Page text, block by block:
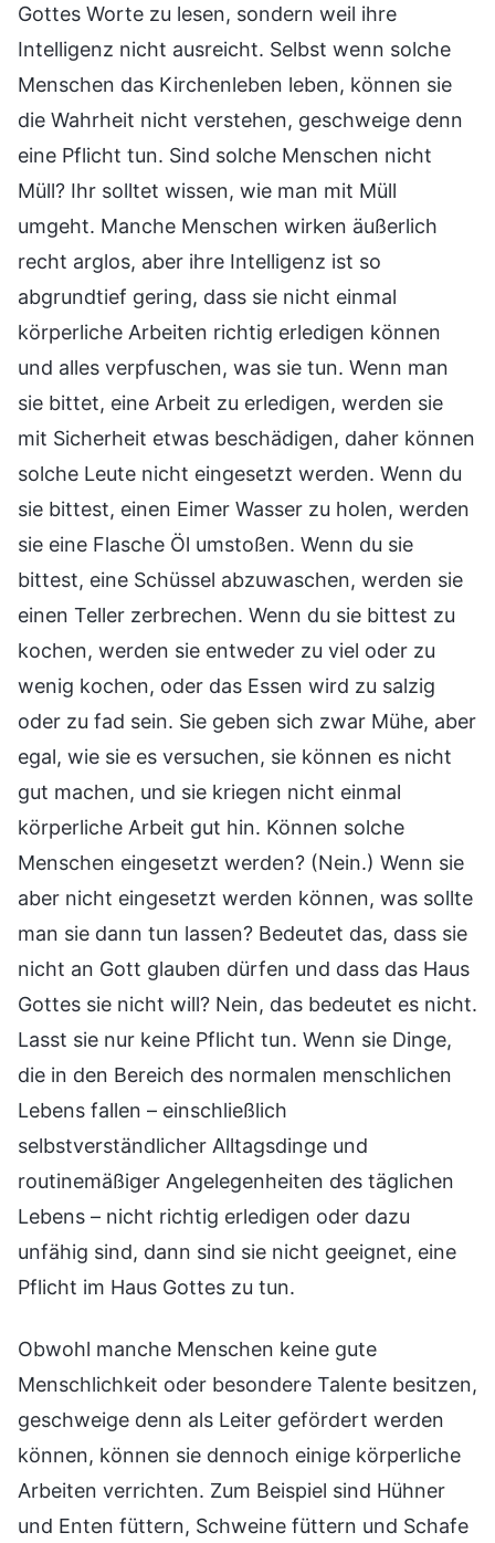
Gottes Worte zu lesen, sondern weil ihre
Intelligenz nicht ausreicht. Selbst wenn solche
Menschen das Kirchenleben leben, können sie
die Wahrheit nicht verstehen, geschweige denn
eine Pflicht tun. Sind solche Menschen nicht
Müll? Ihr solltet wissen, wie man mit Müll
umgeht. Manche Menschen wirken äußerlich
recht arglos, aber ihre Intelligenz ist so
abgrundtief gering, dass sie nicht einmal
körperliche Arbeiten richtig erledigen können
und alles verpfuschen, was sie tun. Wenn man
sie bittet, eine Arbeit zu erledigen, werden sie
mit Sicherheit etwas beschädigen, daher können
solche Leute nicht eingesetzt werden. Wenn du
sie bittest, einen Eimer Wasser zu holen, werden
sie eine Flasche Öl umstoßen. Wenn du sie
bittest, eine Schüssel abzuwaschen, werden sie
einen Teller zerbrechen. Wenn du sie bittest zu
kochen, werden sie entweder zu viel oder zu
wenig kochen, oder das Essen wird zu salzig
oder zu fad sein. Sie geben sich zwar Mühe, aber
egal, wie sie es versuchen, sie können es nicht
gut machen, und sie kriegen nicht einmal
körperliche Arbeit gut hin. Können solche
Menschen eingesetzt werden? (Nein.) Wenn sie
aber nicht eingesetzt werden können, was sollte
man sie dann tun lassen? Bedeutet das, dass sie
nicht an Gott glauben dürfen und dass das Haus
Gottes sie nicht will? Nein, das bedeutet es nicht.
Lasst sie nur keine Pflicht tun. Wenn sie Dinge,
die in den Bereich des normalen menschlichen
Lebens fallen – einschließlich
selbstverständlicher Alltagsdinge und
routinemäßiger Angelegenheiten des täglichen
Lebens – nicht richtig erledigen oder dazu
unfähig sind, dann sind sie nicht geeignet, eine
Pflicht im Haus Gottes zu tun.
Obwohl manche Menschen keine gute
Menschlichkeit oder besondere Talente besitzen,
geschweige denn als Leiter gefördert werden
können, können sie dennoch einige körperliche
Arbeiten verrichten. Zum Beispiel sind Hühner
und Enten füttern, Schweine füttern und Schafe